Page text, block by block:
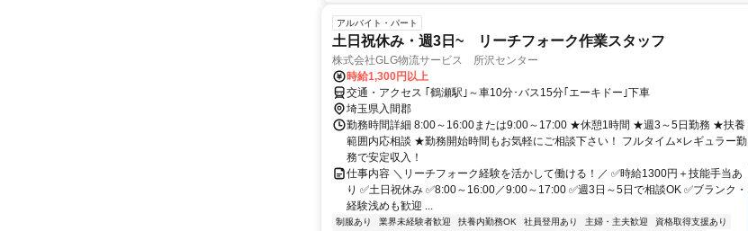
アルバイト・パート
土日祝休み・週3日~ リーチフォーク作業スタッフ
株式会社GLG物流サービス 所沢センター
時給1,300円以上
交通・アクセス ｢鶴瀬駅｣～車10分･バス15分｢エーキドー｣下車
埼玉県入間郡
勤務時間詳細 8:00～16:00または9:00～17:00 ★休憩1時間 ★週3～5日勤務 ★扶養
範囲内応相談 ★勤務開始時間もお気軽にご相談下さい！ フルタイム×レギュラー勤
務で安定収入！
仕事内容 ＼リーチフォーク経験を活かして働ける！／ ✅時給1300円＋技能手当あ
り ✅土日祝休み ✅8:00～16:00／9:00～17:00 ✅週3日～5日で相談OK ✅ブランク・
経験浅めも歓迎 ...
制服あり 業界未経験者歓迎 扶養内勤務OK 社員登用あり 主婦・主夫歓迎
資格取得支援あり